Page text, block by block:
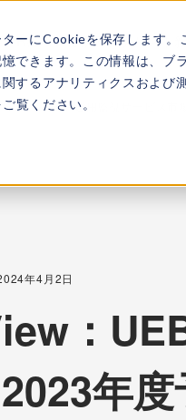
ーにCookieを保存します
できます。この情報は、
するアナリティクスおよ
覧ください。
ITRについて所属アナリスト
：UEBA運用監視サービス市
年4月2日
：
年度